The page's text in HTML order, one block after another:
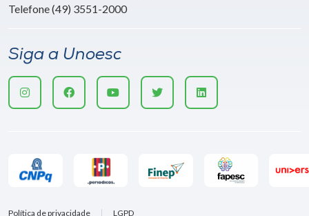
Telefone (49) 3551-2000
Siga a Unoesc
Política de privacidade LGPD